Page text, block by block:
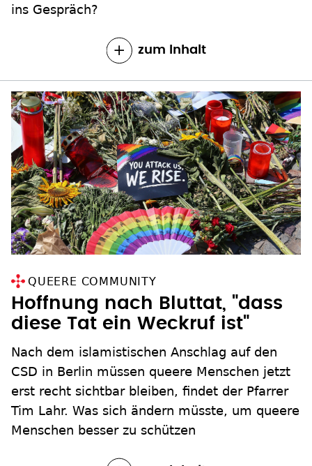
ins Gespräch?
zum Inhalt
QUEERE COMMUNITY
Hoffnung nach Bluttat, "dass
diese Tat ein Weckruf ist"
Nach dem islamistischen Anschlag auf den
CSD in Berlin müssen queere Menschen jetzt
erst recht sichtbar bleiben, findet der Pfarrer
Tim Lahr. Was sich ändern müsste, um queere
Menschen besser zu schützen